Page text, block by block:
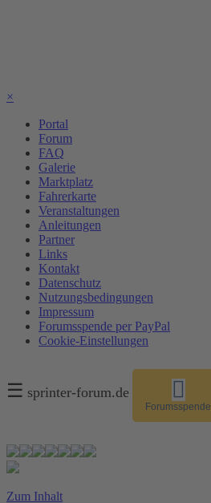
×
Portal
Forum
FAQ
Galerie
Marktplatz
Fahrerkarte
Veranstaltungen
Anleitungen
Partner
Links
Kontakt
Datenschutz
Nutzungsbedingungen
Impressum
Forumsspende per PayPal
Cookie-Einstellungen
☰ sprinter-forum.de
Forumsspende
Zum Inhalt